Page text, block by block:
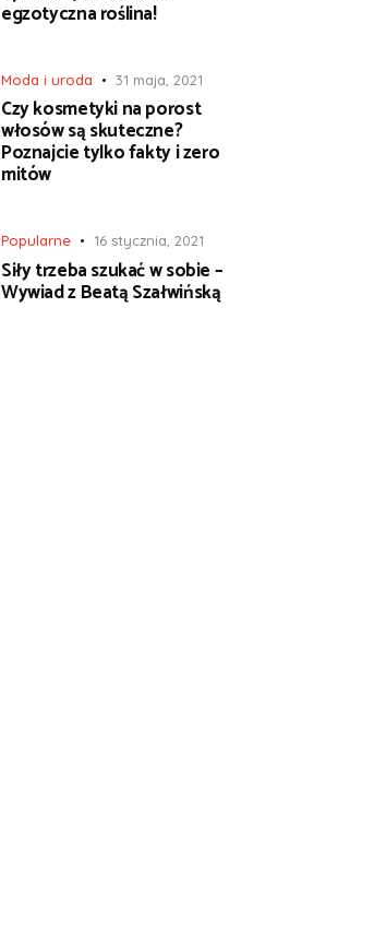
egzotyczna roślina!
Moda i uroda 31 maja, 2021
Czy kosmetyki na porost
włosów są skuteczne?
Poznajcie tylko fakty i zero
mitów
Popularne 16 stycznia, 2021
Siły trzeba szukać w sobie –
Wywiad z Beatą Szałwińską